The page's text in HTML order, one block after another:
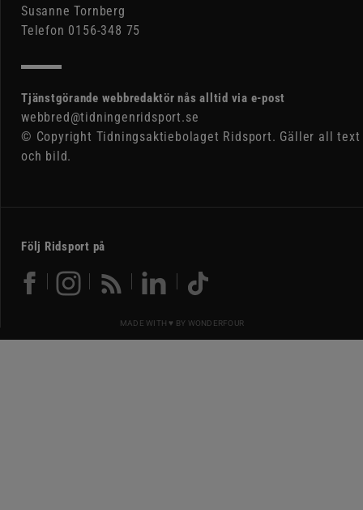
Susanne Tornberg
Telefon 0156-348 75
Tjänstgörande webbredaktör nås alltid via e-post
webbred@tidningenridsport.se
© Copyright Tidningsaktiebolaget Ridsport. Gäller all text
och bild.
Följ Ridsport på
MADE WITH ♥ BY WONDERFOUR